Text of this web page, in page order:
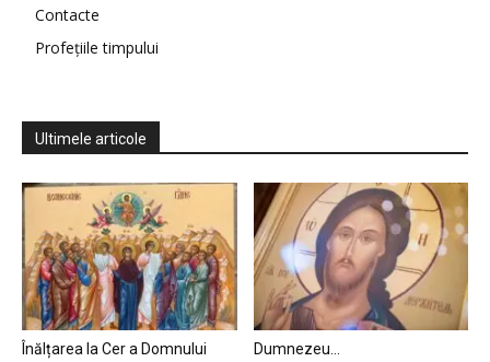
Contacte
Profețiile timpului
Ultimele articole
Înălțarea la Cer a Domnului
Dumnezeu…